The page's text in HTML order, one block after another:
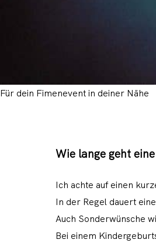
Für dein Fimenevent in deiner Nähe
Wie lange geht
Ich achte auf einen
In der Regel dauert
Auch Sonderwünsche
Bei einem